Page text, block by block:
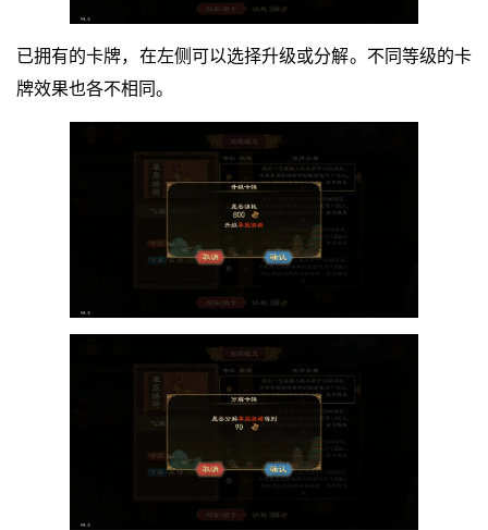
已拥有的卡牌，在左侧可以选择升级或分解。不同等级的卡
牌效果也各不相同。